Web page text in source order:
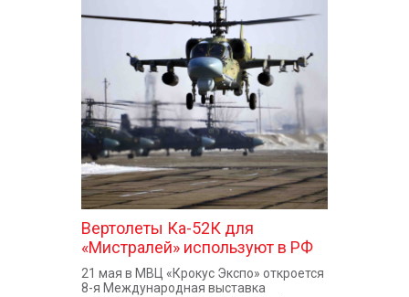
Вертолеты Ка-52К для
«Мистралей» используют в РФ
21 мая в МВЦ «Крокус Экспо» откроется
8-я Международная выставка